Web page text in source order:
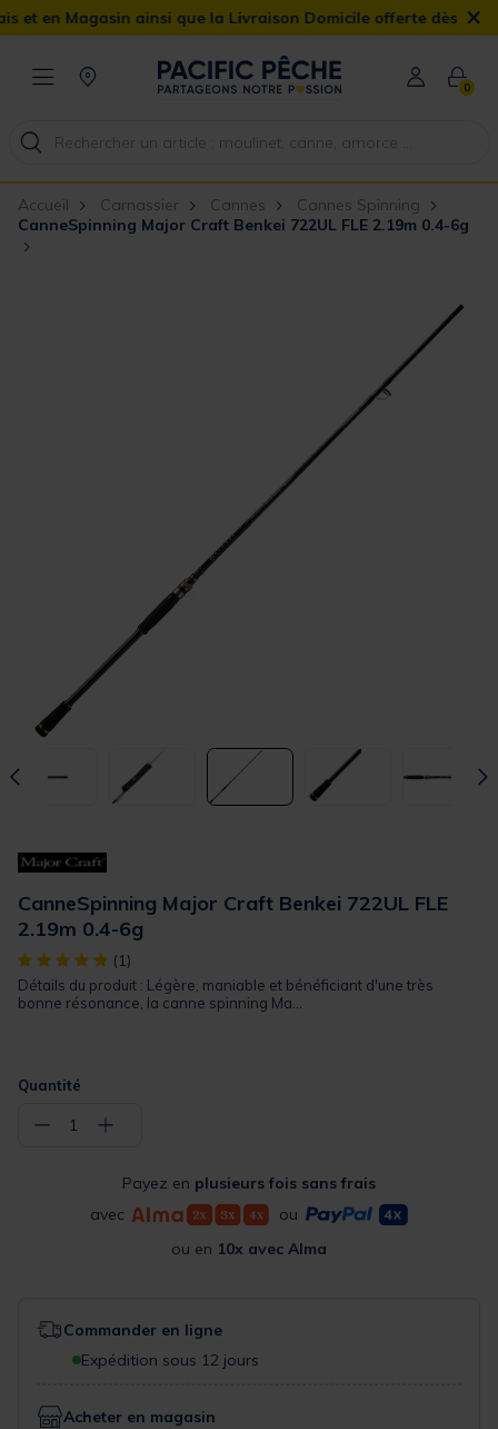
ainsi que la Livraison Domicile offerte dès 90€ ×
0
Accueil Carnassier Cannes
Cannes Spinning
CanneSpinning Major Craft Benkei 722UL FLE 2.19m 0.4-6g
CanneSpinning Major Craft Benkei 722UL FLE
2.19m 0.4-6g
[object Object] out of 5 Customer Rating
(1)
Détails du produit : Légère, maniable et bénéficiant d'une très
bonne résonance, la canne spinning Ma...
Quantité
− 1 +
Payez en plusieurs fois sans frais
avec
ou
ou en 10x avec Alma
Commander en ligne
Expédition sous 12 jours
Acheter en magasin